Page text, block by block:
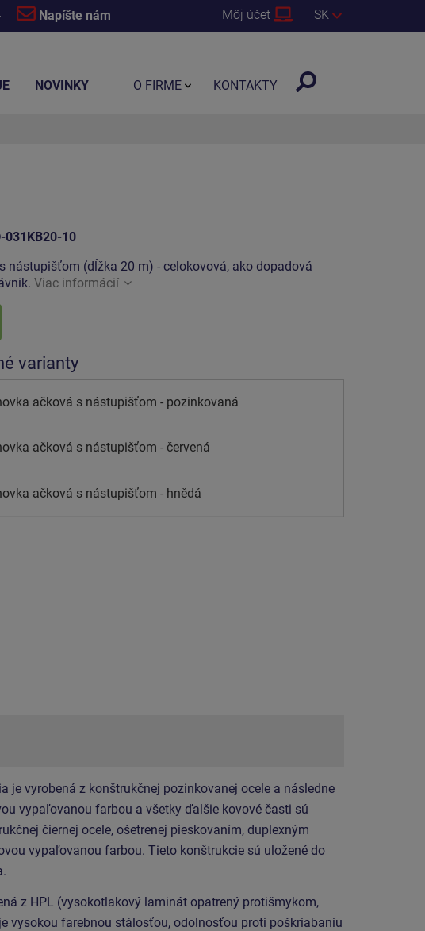
Napíšte nám Môj účet SK
031KB20-10
nástupišťom (dĺžka 20 m) - celokovová, ako dopadová
Viac informácií
varianty
ačková s nástupišťom - pozinkovaná
ačková s nástupišťom - červená
ačková s nástupišťom - hnědá
je vyrobená z konštrukčnej pozinkovanej ocele a následne
vypaľovanou farbou a všetky ďalšie kovové časti sú
čiernej ocele, ošetrenej pieskovaním, duplexným
vypaľovanou farbou. Tieto konštrukcie sú uložené do
z HPL (vysokotlakový laminát opatrený protišmykom,
vysokou farebnou stálosťou, odolnosťou proti poškriabaniu
NOVINKY O FIRME KONTAKTY